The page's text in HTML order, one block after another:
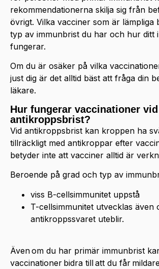
rekommendationerna skilja sig från
övrigt. Vilka vacciner som är lämpliga
typ av immunbrist du har och hur ditt
fungerar.
Om du är osäker på vilka
just dig är det alltid bäst att fråga din
läkare.
Hur fungerar vaccinationer vid
antikroppsbrist?
Vid antikroppsbrist kan kroppen ha
tillräckligt med antikroppar efter
betyder inte att vacciner alltid är
Beroende på grad och typ av
viss B-cellsimmunitet uppstå
T-cellsimmunitet utvecklas även
antikroppssvaret
Även om du har primär immunbrist
vaccinationer bidra till att du får